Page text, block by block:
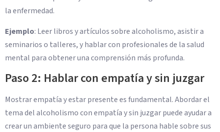
la enfermedad.
Ejemplo: Leer libros y artículos sobre alcoholismo, asistir a
seminarios o talleres, y hablar con profesionales de la salud
mental para obtener una comprensión más profunda.
Paso 2: Hablar con empatía y sin juzgar
Mostrar empatía y estar presente es fundamental. Abordar el
tema del alcoholismo con empatía y sin juzgar puede ayudar a
crear un ambiente seguro para que la persona hable sobre sus